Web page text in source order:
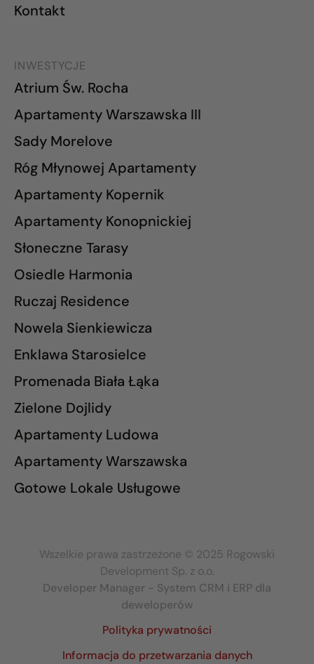
Kontakt
INWESTYCJE
Atrium Św. Rocha
Apartamenty Warszawska III
Sady Morelove
Róg Młynowej Apartamenty
Apartamenty Kopernik
Apartamenty Konopnickiej
Słoneczne Tarasy
Osiedle Harmonia
Ruczaj Residence
Nowela Sienkiewicza
Enklawa Starosielce
Promenada Biała Łąka
Zielone Dojlidy
Apartamenty Ludowa
Apartamenty Warszawska
Gotowe Lokale Usługowe
Wszelkie prawa zastrzeżone © 2025 Rogowski
Development Sp. z o.o.
Developer Manager - System CRM i ERP dla
deweloperów
Polityka prywatności
Informacja do przetwarzania danych